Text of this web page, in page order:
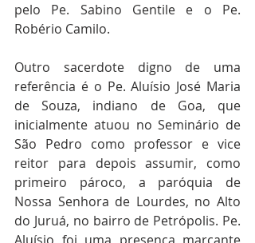
pelo Pe. Sabino Gentile e o Pe.
Robério Camilo.
Outro sacerdote digno de uma
referência é o Pe. Aluísio José Maria
de Souza, indiano de Goa, que
inicialmente atuou no Seminário de
São Pedro como professor e vice
reitor para depois assumir, como
primeiro pároco, a paróquia de
Nossa Senhora de Lourdes, no Alto
do Juruá, no bairro de Petrópolis. Pe.